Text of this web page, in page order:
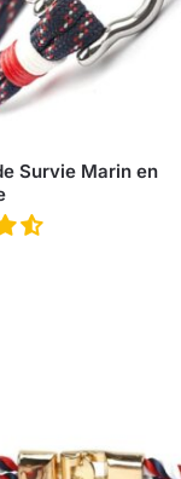
Survie Marin en